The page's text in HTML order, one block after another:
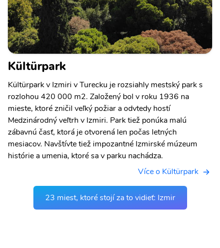
Kültürpark
Kültürpark v Izmiri v Turecku je rozsiahly mestský park s
rozlohou 420 000 m2. Založený bol v roku 1936 na
mieste, ktoré zničil veľký požiar a odvtedy hostí
Medzinárodný veľtrh v Izmiri. Park tiež ponúka malú
zábavnú časť, ktorá je otvorená len počas letných
mesiacov. Navštívte tiež impozantné Izmirské múzeum
histórie a umenia, ktoré sa v parku nachádza.
Více o Kültürpark
23 miest, ktoré stojí za to vidieť: Izmir